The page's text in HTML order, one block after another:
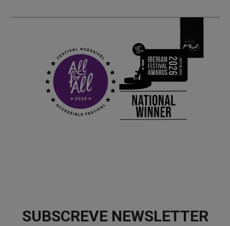
SUBSCREVE NEWSLETTER